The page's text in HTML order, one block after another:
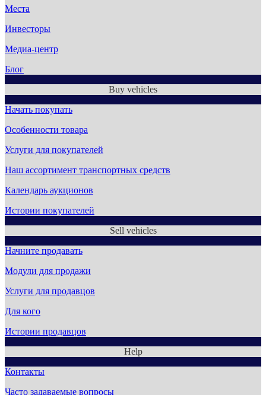
Места
Инвесторы
Медиа-центр
Блог
Buy vehicles
Начать покупать
Особенности товара
Услуги для покупателей
Наш ассортимент транспортных средств
Календарь аукционов
Истории покупателей
Sell vehicles
Начните продавать
Модули для продажи
Услуги для продавцов
Для кого
Истории продавцов
Help
Контакты
Часто задаваемые вопросы